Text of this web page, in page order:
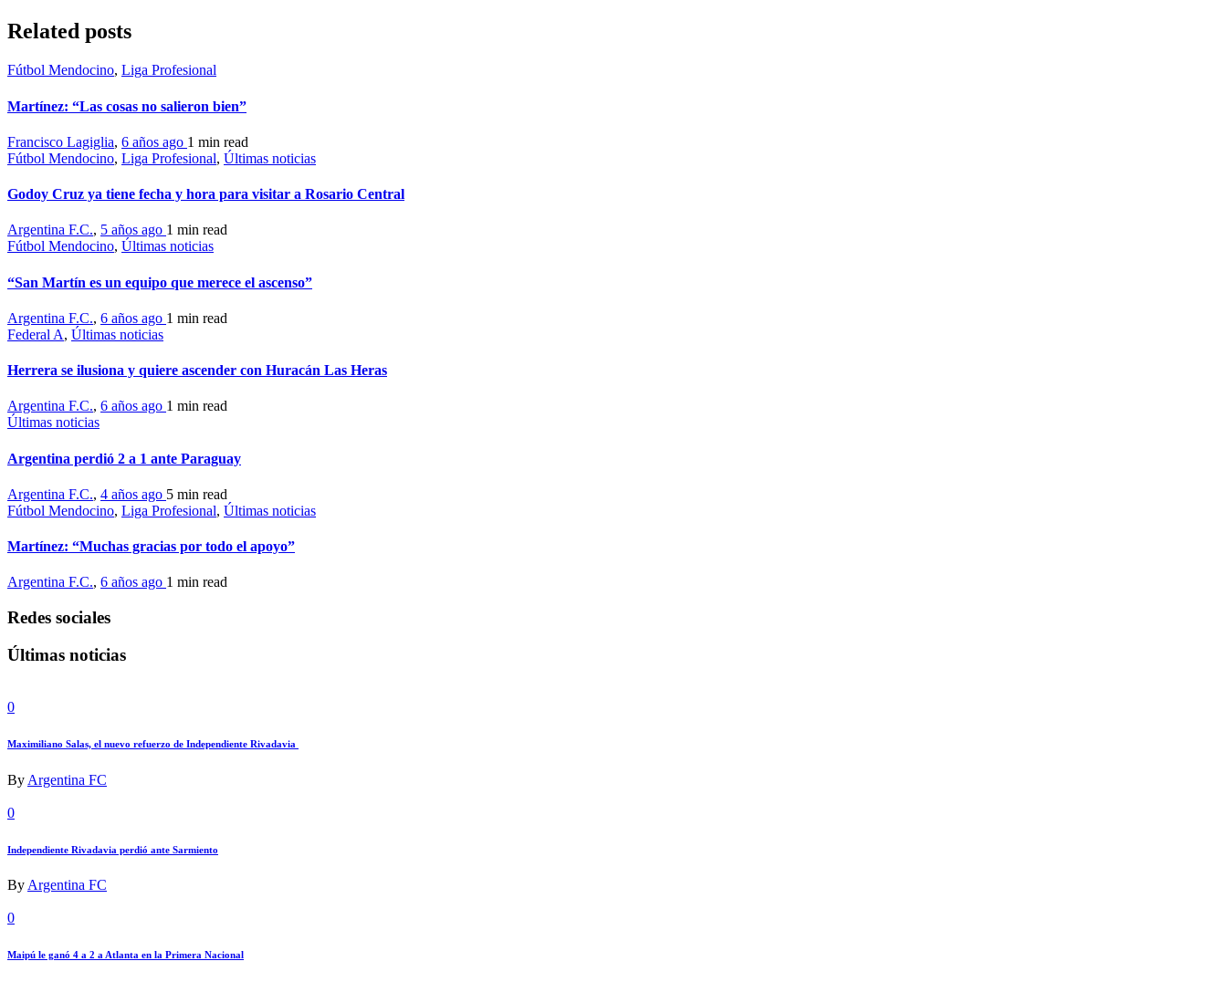
Related posts
Fútbol Mendocino, Liga Profesional
Martínez: “Las cosas no salieron bien”
Francisco Lagiglia, 6 años ago 1 min read
Fútbol Mendocino, Liga Profesional, Últimas noticias
Godoy Cruz ya tiene fecha y hora para visitar a Rosario Central
Argentina F.C., 5 años ago 1 min read
Fútbol Mendocino, Últimas noticias
“San Martín es un equipo que merece el ascenso”
Argentina F.C., 6 años ago 1 min read
Federal A, Últimas noticias
Herrera se ilusiona y quiere ascender con Huracán Las Heras
Argentina F.C., 6 años ago 1 min read
Últimas noticias
Argentina perdió 2 a 1 ante Paraguay
Argentina F.C., 4 años ago 5 min read
Fútbol Mendocino, Liga Profesional, Últimas noticias
Martínez: “Muchas gracias por todo el apoyo”
Argentina F.C., 6 años ago 1 min read
Redes sociales
Últimas noticias
0
Maximiliano Salas, el nuevo refuerzo de Independiente Rivadavia
By Argentina FC
0
Independiente Rivadavia perdió ante Sarmiento
ByArgentina FC
0
Maipú le ganó 4 a 2 a Atlanta en la Primera Nacional